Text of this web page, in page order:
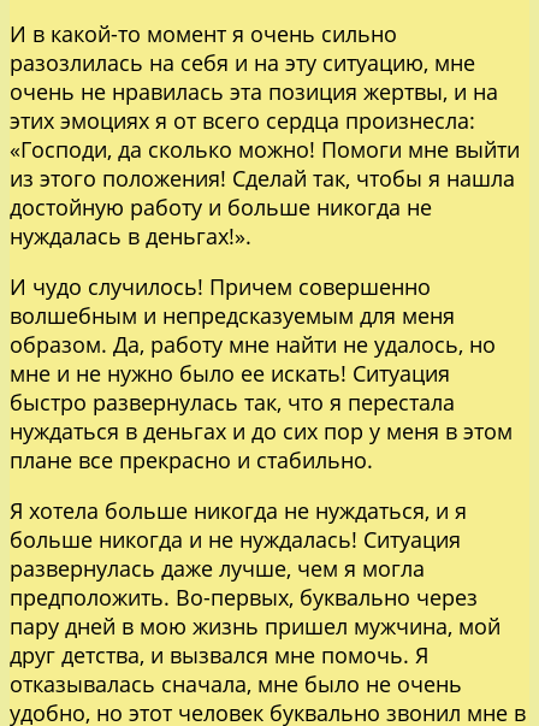
И в какой-то момент я очень сильно
разозлилась на себя и на эту ситуацию, мне
очень не нравилась эта позиция жертвы, и на
этих эмоциях я от всего сердца произнесла:
«Господи, да сколько можно! Помоги мне выйти
из этого положения! Сделай так, чтобы я нашла
достойную работу и больше никогда не
нуждалась в деньгах!».
И чудо случилось! Причем совершенно
волшебным и непредсказуемым для меня
образом. Да, работу мне найти не удалось, но
мне и не нужно было ее искать! Ситуация
быстро развернулась так, что я перестала
нуждаться в деньгах и до сих пор у меня в этом
плане все прекрасно и стабильно.
Я хотела больше никогда не нуждаться, и я
больше никогда и не нуждалась! Ситуация
развернулась даже лучше, чем я могла
предположить. Во-первых, буквально через
пару дней в мою жизнь пришел мужчина, мой
друг детства, и вызвался мне помочь. Я
отказывалась сначала, мне было не очень
удобно, но этот человек буквально звонил мне в